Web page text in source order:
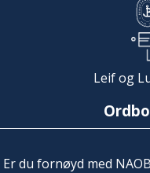
Leif og
Er du fornøyd med